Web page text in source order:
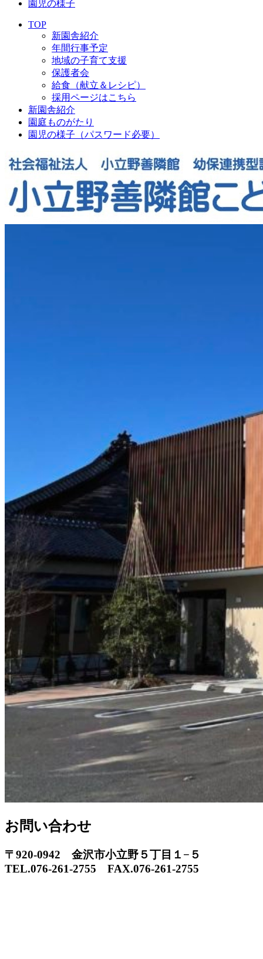
園児の様子
TOP
新園舎紹介
年間行事予定
地域の子育て支援
保護者会
給食（献立＆レシピ）
採用ページはこちら
新園舎紹介
園庭ものがたり
園児の様子（パスワード必要）
お問い合わせ
〒920-0942 金沢市小立野５丁目１−５
TEL.076-261-2755 FAX.076-261-2755